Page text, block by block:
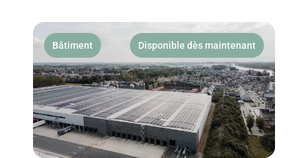
Bâtiment Disponible dès maintenant